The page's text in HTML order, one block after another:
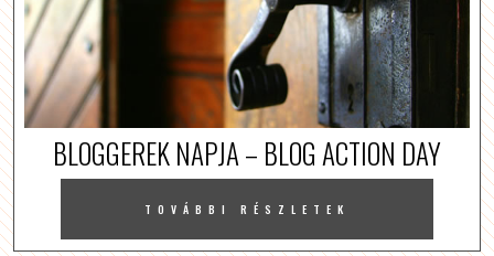
BLOGGEREK NAPJA – BLOG ACTION DAY
TOVÁBBI RÉSZLETEK